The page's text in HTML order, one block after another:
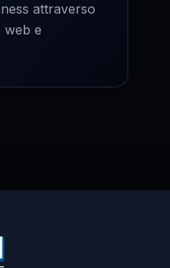
attraverso
web e